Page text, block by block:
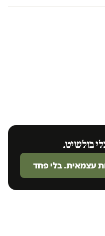
בולשיט.
עצמאית. בלי פחד